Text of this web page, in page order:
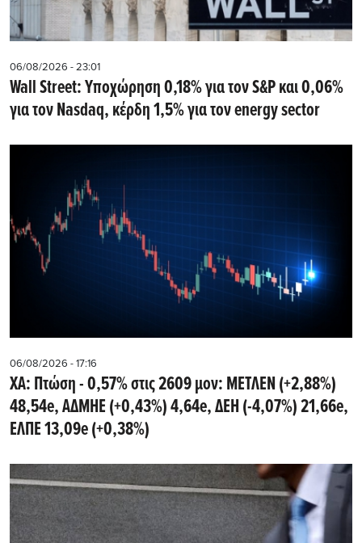
06/08/2026 - 23:01
Wall Street: Υποχώρηση 0,18% για τον S&P και 0,06%
για τον Nasdaq, κέρδη 1,5% για τον energy sector
06/08/2026 - 17:16
ΧΑ: Πτώση - 0,57% στις 2609 μον: ΜΕΤΛΕΝ (+2,88%)
48,54e, ΑΔΜΗΕ (+0,43%) 4,64e, ΔΕΗ (-4,07%) 21,66e,
ΕΛΠΕ 13,09e (+0,38%)